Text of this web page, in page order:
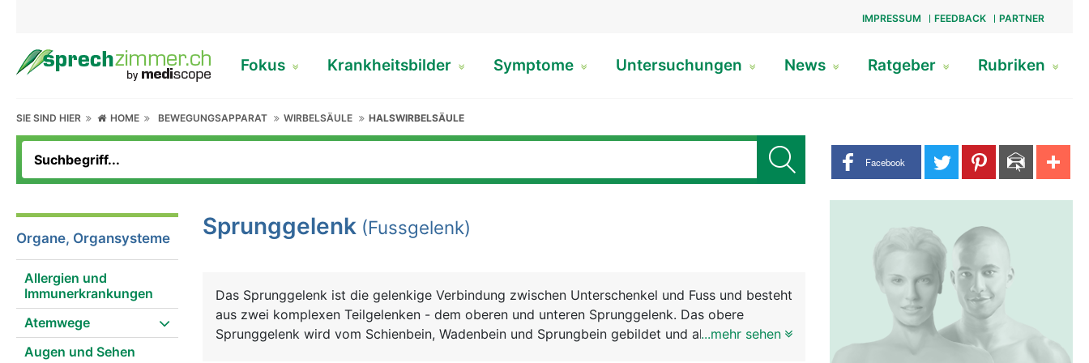
IMPRESSUM FEEDBACK PARTNER
Fokus Krankheitsbilder Symptome Untersuchungen News Ratgeber Rubriken
SIE SIND HIER HOME BEWEGUNGSAPPARAT WIRBELSÄULE HALSWIRBELSÄULE
Share buttons
Facebook
Organe, Organsysteme
Allergien und
Immunerkrankungen
Atemwege
Augen und Sehen
Sprunggelenk (Fussgelenk)
Das Sprunggelenk ist die gelenkige Verbindung zwischen Unterschenkel und Fuss und besteht
aus zwei komplexen Teilgelenken - dem oberen und unteren Sprunggelenk. Das obere
Sprunggelenk wird vom Schienbein, Wadenbein und Sprungbein gebildet und als...mehr sehen